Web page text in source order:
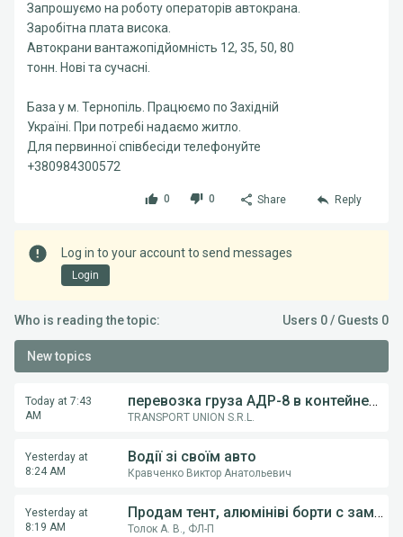
Запрошуємо на роботу операторів автокрана.
Заробітна плата висока.
Автокрани вантажопідйомність 12, 35, 50, 80
тонн. Нові та сучасні.
База у м. Тернопіль. Працюємо по Західній
Україні. При потребі надаємо житло.
Для первинної співбесіди телефонуйте
+380984300572
0 0 Share Reply
Log in to your account to send messages
Login
Who is reading the topic: Users 0 / Guests 0
New topics
Today at 7:43
AM
перевозка груза АДР-8 в контейнерах из Румынии в Украину
TRANSPORT UNION S.R.L.
Yesterday at
8:24 AM
Водії зі своїм авто
Кравченко Виктор Анатольевич
Yesterday at
8:19 AM
Продам тент, алюмініві борти с замками, на напівпричіпи KOGEL, Krona.
Толок А. В., ФЛ-П